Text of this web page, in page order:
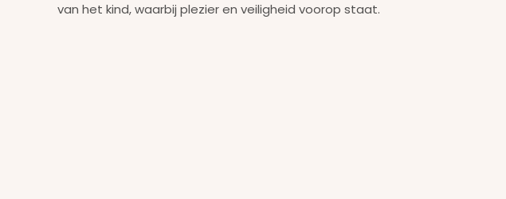
van het kind, waarbij plezier en veiligheid voorop staat.